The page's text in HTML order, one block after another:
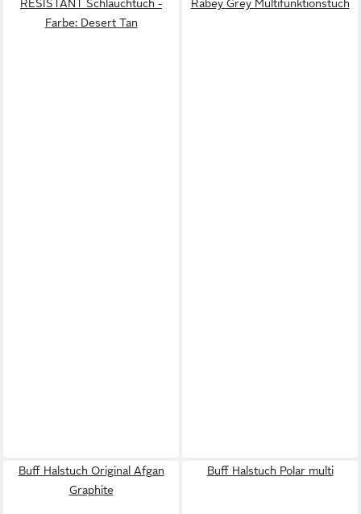
RESISTANT Schlauchtuch -
Farbe: Desert Tan
Rabey Grey Multifunktionstuch
Buff Halstuch Original Afgan
Graphite
Buff Halstuch Polar multi